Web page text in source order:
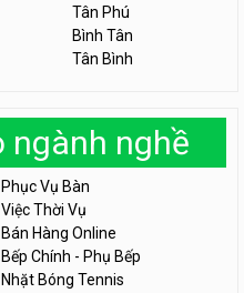
Tân Phú
Bình Tân
Tân Bình
ngành nghề
Phục Vụ Bàn
Việc Thời Vụ
Bán Hàng Online
Bếp Chính - Phụ Bếp
Nhặt Bóng Tennis